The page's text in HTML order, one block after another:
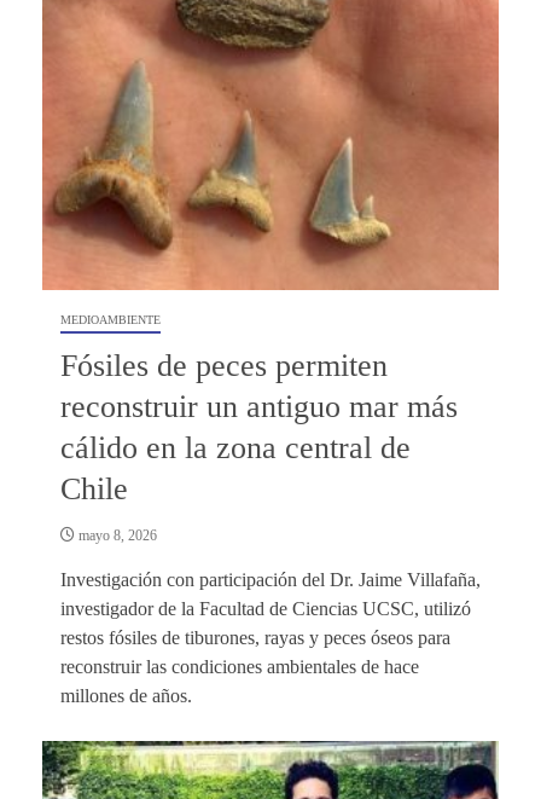
MEDIOAMBIENTE
Fósiles de peces permiten
reconstruir un antiguo mar más
cálido en la zona central de
Chile
mayo 8, 2026
Investigación con participación del Dr. Jaime Villafaña,
investigador de la Facultad de Ciencias UCSC, utilizó
restos fósiles de tiburones, rayas y peces óseos para
reconstruir las condiciones ambientales de hace
millones de años.